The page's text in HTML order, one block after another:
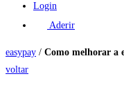
Login
Aderir
easypay / Como melhorar a
voltar